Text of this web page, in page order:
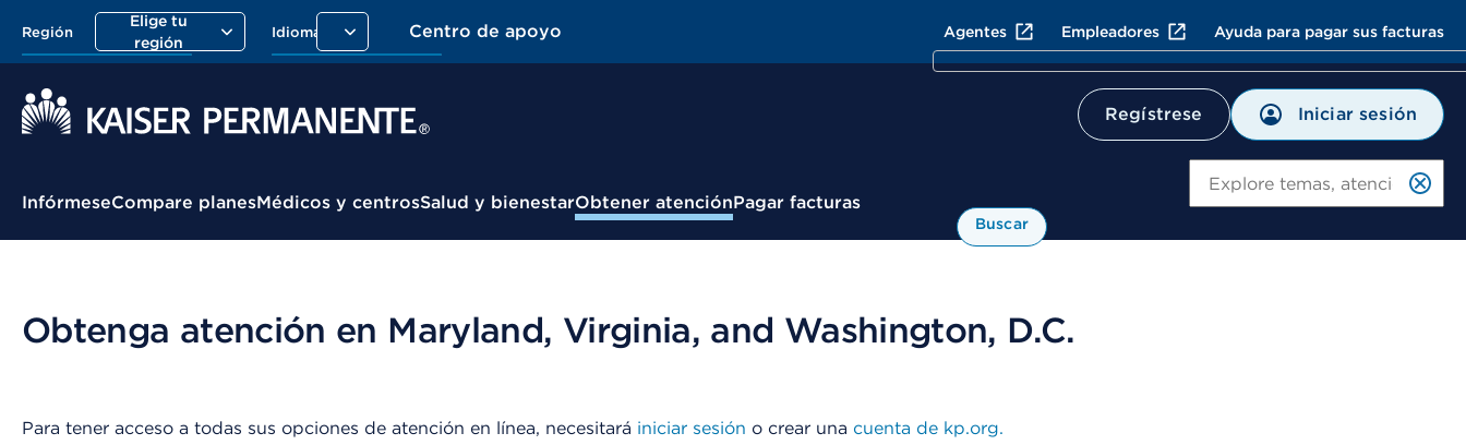
Región
Elige tu
región
Idioma Centro de apoyo Agentes Empleadores Ayuda para pagar sus facturas
Regístrese Iniciar sesión
Menú contextual
InfórmeseCompare planesMédicos y centrosSalud y bienestarObtener atenciónPagar facturas
Buscar
Obtenga atención en Maryland, Virginia, and Washington, D.C.
Para tener acceso a todas sus opciones de atención en línea, necesitará iniciar sesión o crear una cuenta de kp.org.